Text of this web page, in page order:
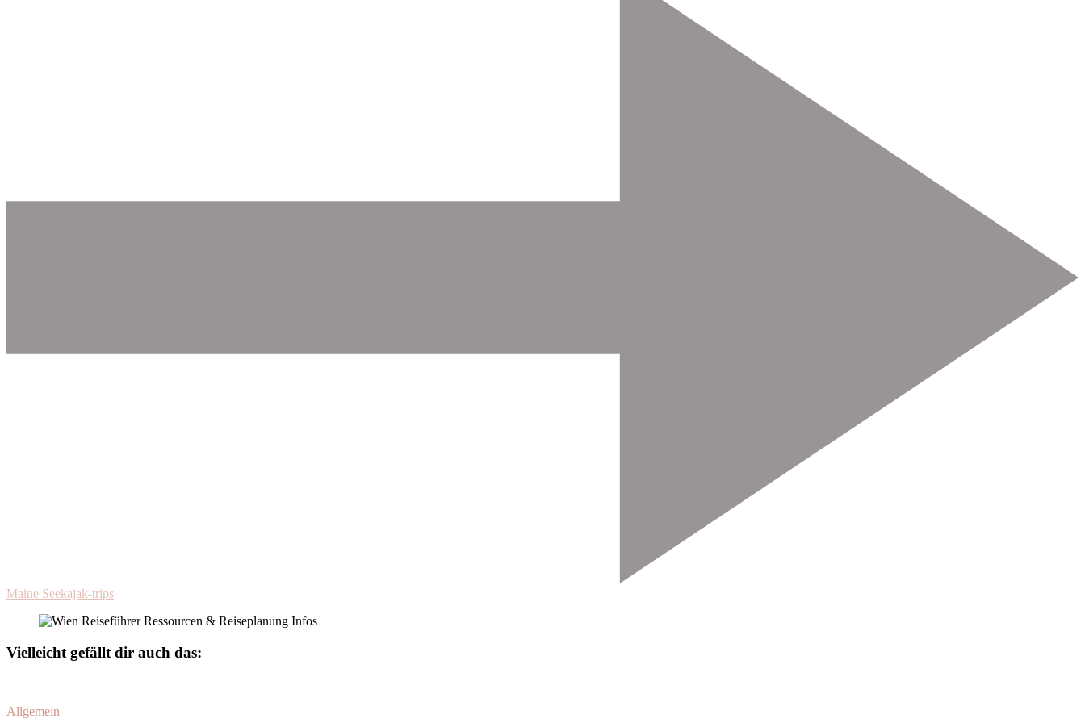
Maine Seekajak-trips
Vielleicht gefällt dir auch das:
Allgemein